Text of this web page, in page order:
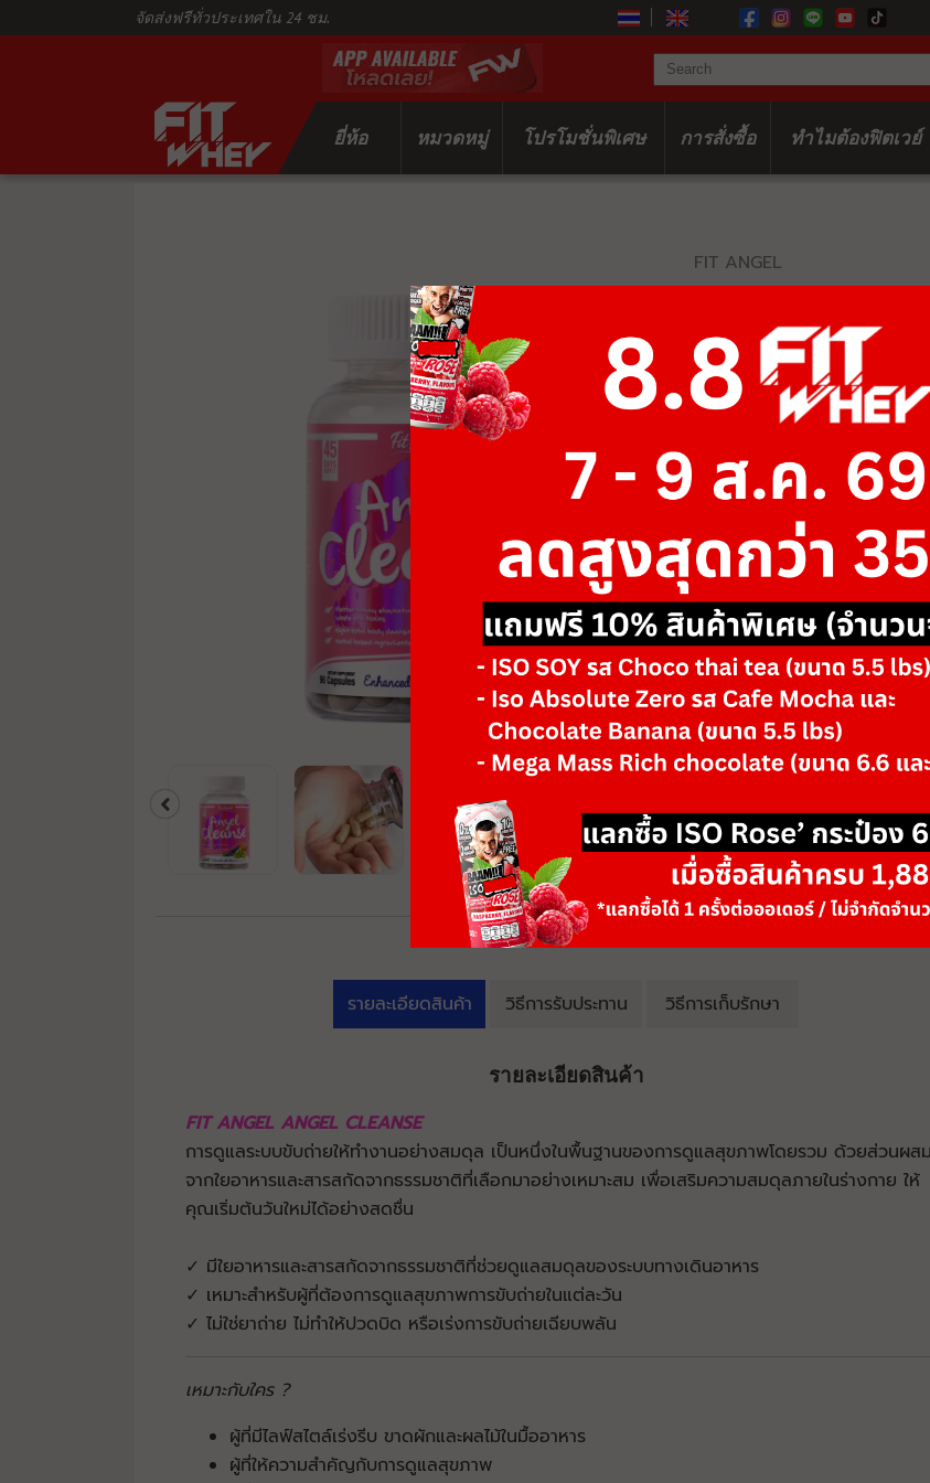
จัดส่งฟรีทั่วประเทศใน 24 ชม.
ยี่ห้อ หมวดหมู่ โปรโมชั่นพิเศษ การสั่งซื้อ ทำไมต้องฟิตเวย์
FIT ANGEL
ANGEL
รายละเอียดสินค้า วิธีการรับประทาน วิธีการเก็บรักษา
รายละเอียดสินค้า
FIT ANGEL ANGEL CLEANSE
การดูแลระบบขับถ่ายให้ทำงานอย่างสมดุล เป็นหนึ่งในพื้นฐานของการดูแลสุขภาพโดยรวม ด้วยส่วนผสม
จากใยอาหารและสารสกัดจากธรรมชาติที่เลือกมาอย่างเหมาะสม เพื่อเสริมความสมดุลภายในร่างกาย ให้
คุณเริ่มต้นวันใหม่ได้อย่างสดชื่น
✓ มีใยอาหารและสารสกัดจากธรรมชาติที่ช่วยดูแลสมดุลของระบบทางเดินอาหาร
✓ เหมาะสำหรับผู้ที่ต้องการดูแลสุขภาพการขับถ่ายในแต่ละวัน
✓ ไม่ใช่ยาถ่าย ไม่ทำให้ปวดบิด หรือเร่งการขับถ่ายเฉียบพลัน
เหมาะกับใคร ?
ผู้ที่มีไลฟ์สไตล์เร่งรีบ ขาดผักและผลไม้ในมื้ออาหาร
ผู้ที่ให้ความสำคัญกับการดูแลสุขภาพ